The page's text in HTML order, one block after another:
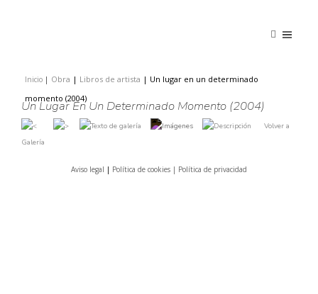
Inicio | Obra | Libros de artista | Un lugar en un determinado
momento (2004)
Un Lugar En Un Determinado Momento (2004)
Volver a
Galería
Aviso legal | Política de cookies | Política de privacidad